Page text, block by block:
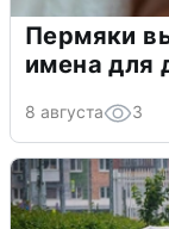
Пермяки
имена для
8 августа 3